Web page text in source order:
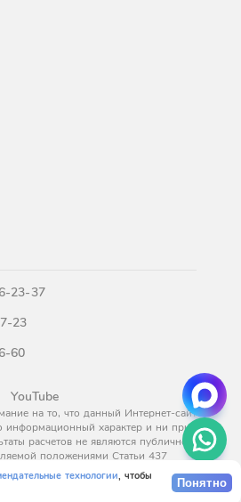
технологии, чтобы
Понятно
23-37
23
60
YouTube
на то, что данный Интернет-сайт
информационный характер и ни при
расчетов не являются публичной
положениями Статьи 437
Российской Федерации. За
обращайтесь к нашим менеджерам.